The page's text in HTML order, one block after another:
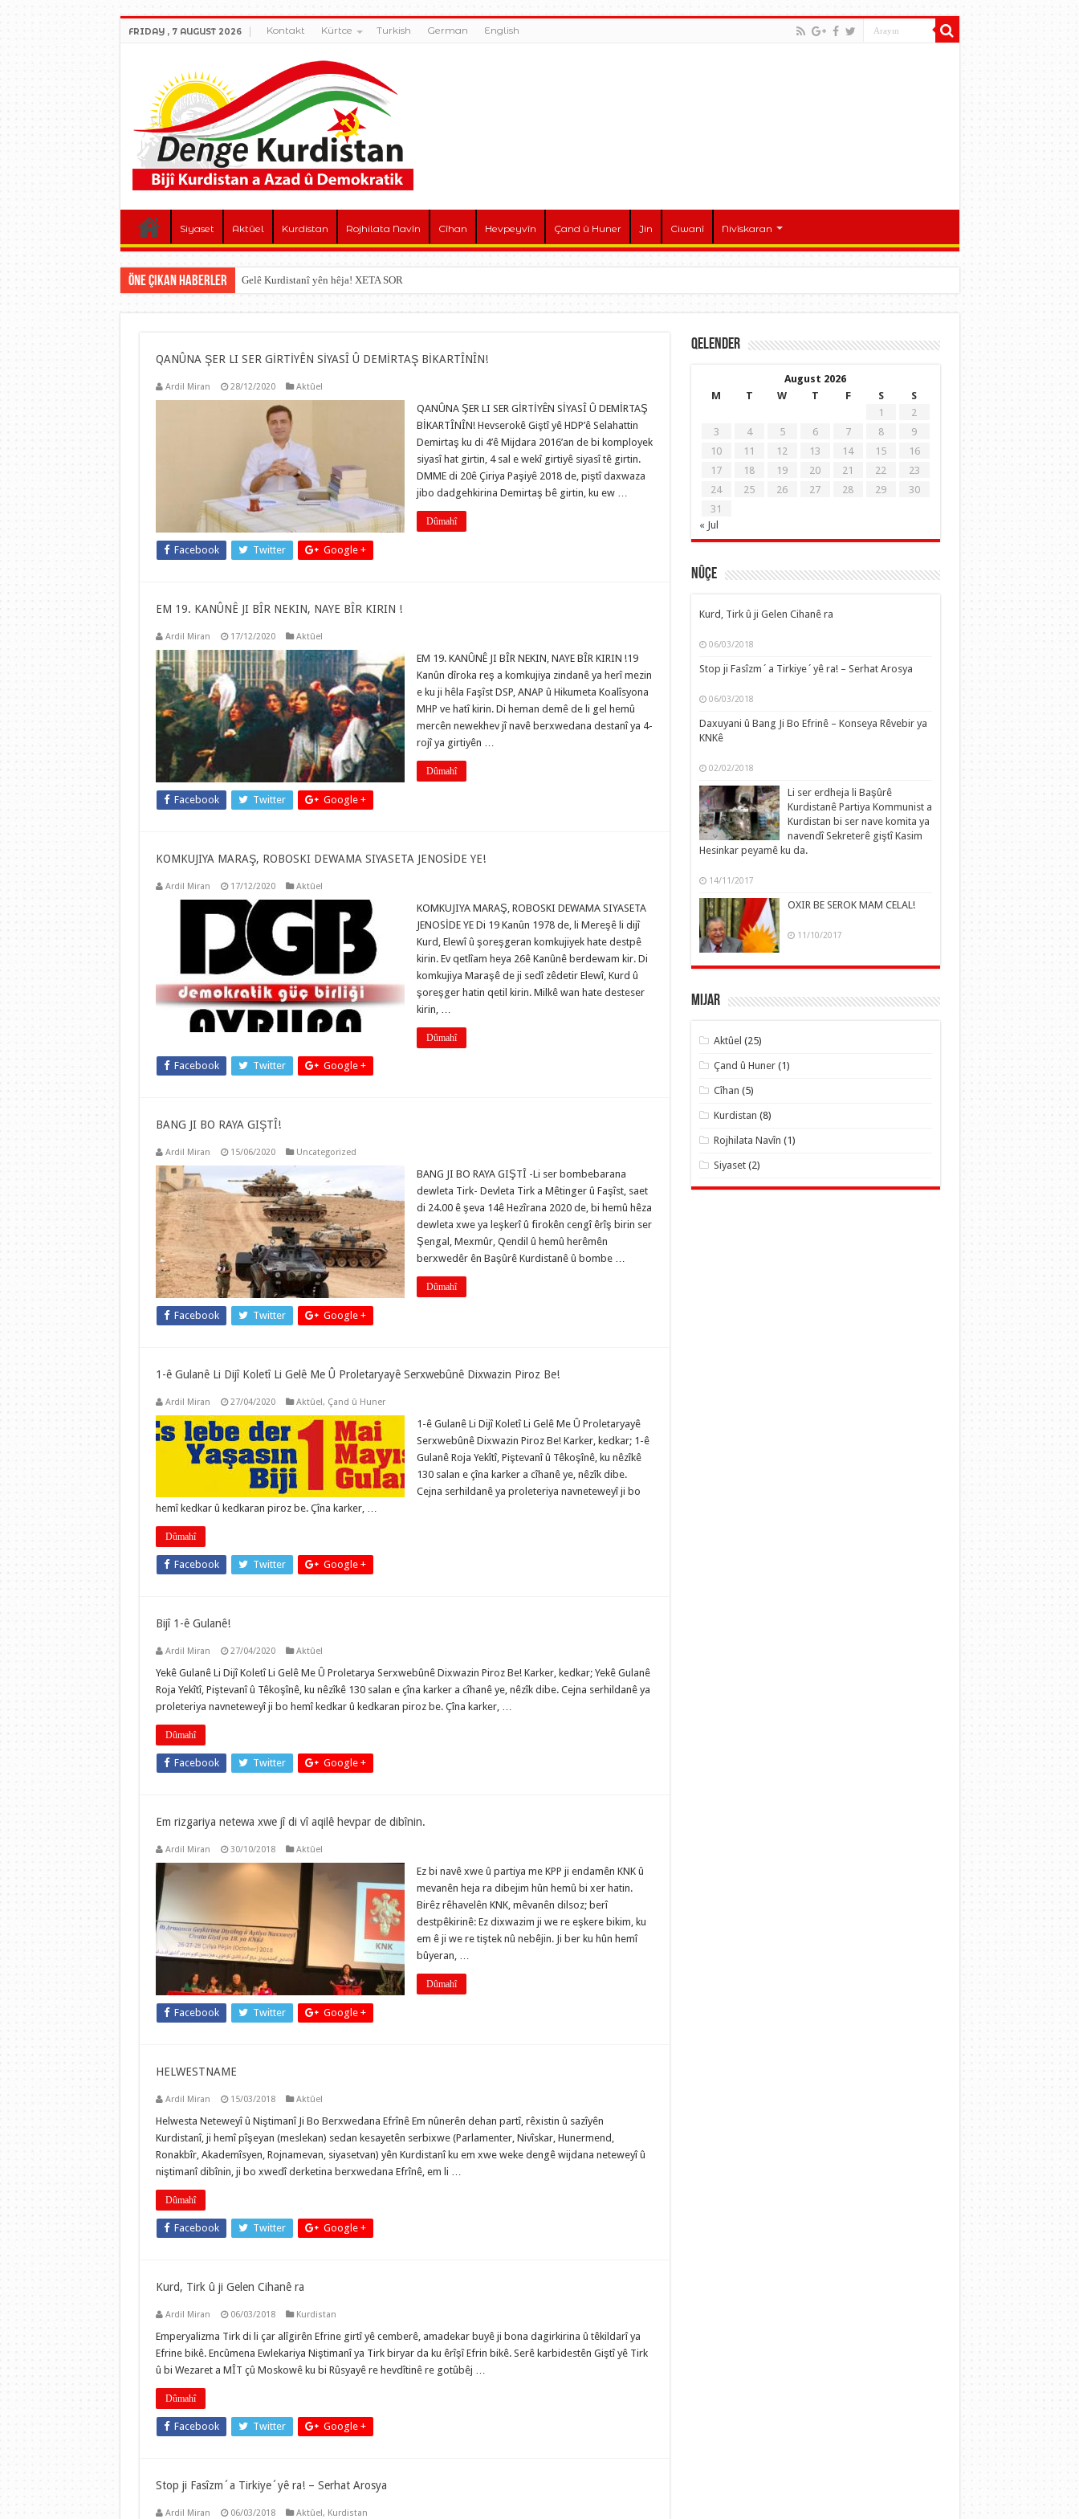
FRIDAY , 7 AUGUST 2026 Kontakt Kürtce Turkish German English
Siyaset Aktûel Kurdistan Rojhilata Navîn Cîhan Hevpeyvîn Çand û Huner Jin Ciwanî Nivîskaran
Öne çıkan Haberler Gelê Kurdistanî yên hêja! XETA SOR
QANÛNA ŞER LI SER GİRTİYÊN SİYASÎ Û DEMİRTAŞ BİKARTÎNÎN!
Ardil Miran 28/12/2020 Aktûel
QANÛNA ŞER LI SER GİRTİYÊN SİYASÎ Û DEMİRTAŞ
BİKARTÎNÎN! Hevserokê Giştî yê HDP’ê Selahattin
Demirtaş ku di 4’ê Mijdara 2016’an de bi komployek
siyasî hat girtin, 4 sal e wekî girtiyê siyasî tê girtin.
DMME di 20ê Çiriya Paşiyê 2018 de, piştî daxwaza
jibo dadgehkirina Demirtaş bê girtin, ku ew …
Dûmahî
Facebook Twitter Google +
EM 19. KANÛNÊ JI BÎR NEKIN, NAYE BÎR KIRIN !
Ardil Miran 17/12/2020 Aktûel
EM 19. KANÛNÊ JI BÎR NEKIN, NAYE BÎR KIRIN !19
Kanûn dîroka reş a komkujiya zindanê ya herî mezin
e ku ji hêla Faşîst DSP, ANAP û Hikumeta Koalîsyona
MHP ve hatî kirin. Di heman demê de li gel hemû
mercên newekhev jî navê berxwedana destanî ya 4-
rojî ya girtiyên …
Dûmahî
Facebook Twitter Google +
KOMKUJIYA MARAŞ, ROBOSKI DEWAMA SIYASETA JENOSİDE YE!
Ardil Miran 17/12/2020 Aktûel
KOMKUJIYA MARAŞ, ROBOSKI DEWAMA SIYASETA
JENOSİDE YE Di 19 Kanûn 1978 de, li Mereşê li dijî
Kurd, Elewî û şoreşgeran komkujiyek hate destpê
kirin. Ev qetlîam heya 26ê Kanûnê berdewam kir. Di
komkujiya Maraşê de ji sedî zêdetir Elewî, Kurd û
şoreşger hatin qetil kirin. Milkê wan hate desteser
kirin, …
Dûmahî
Facebook Twitter Google +
BANG JI BO RAYA GIŞTÎ!
Ardil Miran 15/06/2020 Uncategorized
BANG JI BO RAYA GIŞTÎ -Li ser bombebarana
dewleta Tirk- Devleta Tirk a Mêtinger û Faşîst, saet
di 24.00 ê şeva 14ê Hezîrana 2020 de, bi hemû hêza
dewleta xwe ya leşkerî û firokên cengî êrîş birin ser
Şengal, Mexmûr, Qendil û hemû herêmên
berxwedêr ên Başûrê Kurdistanê û bombe …
Dûmahî
Facebook Twitter Google +
1-ê Gulanê Li Dijî Koletî Li Gelê Me Û Proletaryayê Serxwebûnê Dixwazin Piroz Be!
Ardil Miran 27/04/2020 Aktûel, Çand û Huner
1-ê Gulanê Li Dijî Koletî Li Gelê Me Û Proletaryayê
Serxwebûnê Dixwazin Piroz Be! Karker, kedkar; 1-ê
Gulanê Roja Yekîtî, Piştevanî û Têkoşînê, ku nêzîkê
130 salan e çîna karker a cîhanê ye, nêzîk dibe.
Cejna serhildanê ya proleteriya navneteweyî ji bo
hemî kedkar û kedkaran piroz be. Çîna karker, …
Dûmahî
Facebook Twitter Google +
Bijî 1-ê Gulanê!
Ardil Miran 27/04/2020 Aktûel
Yekê Gulanê Li Dijî Koletî Li Gelê Me Û Proletarya Serxwebûnê Dixwazin Piroz Be! Karker, kedkar; Yekê Gulanê
Roja Yekîtî, Piştevanî û Têkoşînê, ku nêzîkê 130 salan e çîna karker a cîhanê ye, nêzîk dibe. Cejna serhildanê ya
proleteriya navneteweyî ji bo hemî kedkar û kedkaran piroz be. Çîna karker, …
Dûmahî
Facebook Twitter Google +
Em rizgariya netewa xwe jî di vî aqilê hevpar de dibînin.
Ardil Miran 30/10/2018 Aktûel
Ez bi navê xwe û partiya me KPP ji endamên KNK û
mevanên heja ra dibejim hûn hemû bi xer hatin.
Birêz rêhavelên KNK, mêvanên dilsoz; berî
destpêkirinê: Ez dixwazim ji we re eşkere bikim, ku
em ê ji we re tiştek nû nebêjin. Ji ber ku hûn hemî
bûyeran, …
Dûmahî
Facebook Twitter Google +
HELWESTNAME
Ardil Miran 15/03/2018 Aktûel
Helwesta Neteweyî û Niştimanî Ji Bo Berxwedana Efrînê Em nûnerên dehan partî, rêxistin û sazîyên
Kurdistanî, ji hemî pîşeyan (meslekan) sedan kesayetên serbixwe (Parlamenter, Nivîskar, Hunermend,
Ronakbîr, Akademîsyen, Rojnamevan, siyasetvan) yên Kurdistanî ku em xwe weke dengê wijdana neteweyî û
niştimanî dibînin, ji bo xwedî derketina berxwedana Efrînê, em li …
Dûmahî
Facebook Twitter Google +
Kurd, Tirk û ji Gelen Cihanê ra
Ardil Miran 06/03/2018 Kurdistan
Emperyalizma Tirk di li çar alîgirên Efrine girtî yê cemberê, amadekar buyê ji bona dagirkirina û têkildarî ya
Efrine bikê. Encûmena Ewlekariya Niştimanî ya Tirk biryar da ku êrîşî Efrin bikê. Serê karbidestên Giştî yê Tirk
û bi Wezaret a MÎT çû Moskowê ku bi Rûsyayê re hevdîtinê re gotûbêj …
Dûmahî
Facebook Twitter Google +
Stop ji Fasîzm´a Tirkiye´yê ra! – Serhat Arosya
Ardil Miran 06/03/2018 Aktûel, Kurdistan
Qelender
August 2026
M
T W T F S
S
1
2
3
4 5 6 7 8
9
10
11 12 13 14 15
16
17
18 19 20 21 22
23
24
25 26 27 28 29
30
31
« Jul
Nûçe
Kurd, Tirk û ji Gelen Cihanê ra
06/03/2018
Stop ji Fasîzm´a Tirkiye´yê ra! – Serhat Arosya
06/03/2018
Daxuyani û Bang Ji Bo Efrinê – Konseya Rêvebir ya
KNKê
02/02/2018
Li ser erdheja li Başûrê
Kurdistanê Partiya Kommunist a
Kurdistan bi ser nave komita ya
navendî Sekreterê giştî Kasim
Hesinkar peyamê ku da.
14/11/2017
OXIR BE SEROK MAM CELAL!
11/10/2017
Mijar
Aktûel (25)
Çand û Huner (1)
Cîhan (5)
Kurdistan (8)
Rojhilata Navîn (1)
Siyaset (2)